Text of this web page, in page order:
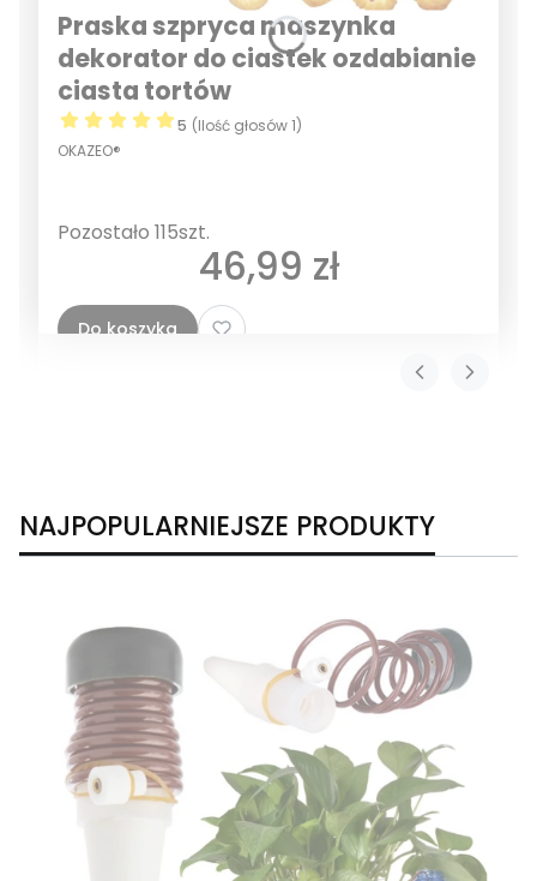
Praska szpryca maszynka
dekorator do ciastek ozdabianie
ciasta tortów
5 (Ilość głosów 1)
OKAZEO®
Pozostało 115szt.
Cena
46,99 zł
Do koszyka
NAJPOPULARNIEJSZE PRODUKTY